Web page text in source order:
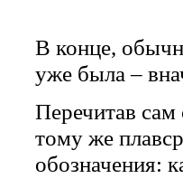
В конце,
уже была –
Перечитав
тому же
обозначения: